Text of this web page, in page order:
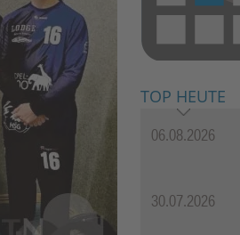
TOP HEUTE
06.08.2026
30.07.2026